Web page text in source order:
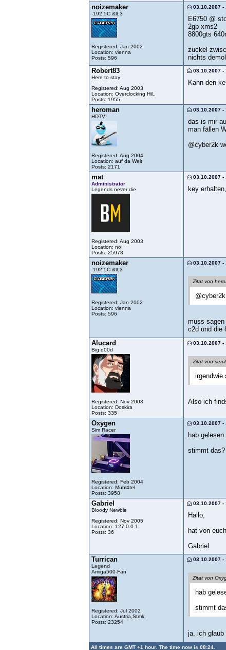
noizemaker
-192.5C &lt;3
Registered: Jan 2002
Location: vienna
Posts: 596
03.10.2007 -
E6750 @
2gb xms2
8800gts
zuckel
nichts
Robert83
Here to stay
Registered: Aug 2003
Location: Overclocking Hil..
Posts: 1955
03.10.2007 -
Kann den
heroman
HDTV!
Registered: Aug 2004
Location: auf da Welt
Posts: 2171
03.10.2007 -
das is mir
man fällen
@cyber2k
mat
Administrator
Legends never die
Registered: Aug 2003
Location: nö
Posts: 25978
03.10.2007 -
key
noizemaker
-192.5C &lt;3
Registered: Jan 2002
Location: vienna
Posts: 596
03.10.2007 -
Zitat von
muss
c2d und die
Alucard
Big d00d
Registered: Nov 2003
Location: Doskira
Posts: 335
03.10.2007 -
Zitat von
irgendwie
Also ich
Oxygen
Sim Racer
Registered: Feb 2004
Location: Mühl4tel
Posts: 3958
03.10.2007 -
hab
stimmt das?
Gabriel
Bloody Newbie
Registered: Nov 2005
Location: 127.0.0.1
Posts: 36
03.10.2007 -
Hallo,
hat von
Gabriel
Turrican
Legend
Amiga500-Fan
Registered: Jul 2002
Location: Austria,Stmk.
Posts: 23254
03.10.2007 -
Zitat von
hab
stimmt
ja, ich glaub
All times are GMT +1 hour. The time now is 08:24.